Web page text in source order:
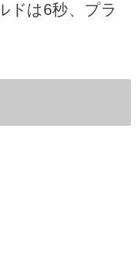
ドは6秒、プラ